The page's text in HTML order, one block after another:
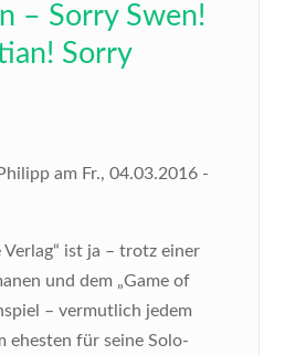
– Sorry Swen!
Sorry
Philipp am Fr., 04.03.2016 -
Verlag“ ist ja – trotz einer
und dem „Game of
– vermutlich jedem
ehesten für seine Solo-